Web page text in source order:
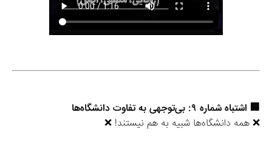
🏢 اشتباه شماره ۹: بی‌توجهی به تفاوت دانشگاه‌ها
❌ همه دانشگاه‌ها شبیه به هم نیستند! ❌